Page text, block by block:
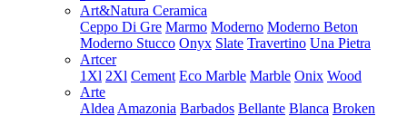
Art&Natura Ceramica
Ceppo Di Gre Marmo Moderno Moderno Beton
Moderno Stucco Onyx Slate Travertino Una Pietra
Artcer
1Xl 2Xl Cement Eco Marble Marble Onix Wood
Arte
Aldea Amazonia Barbados Bellante Blanca Broken